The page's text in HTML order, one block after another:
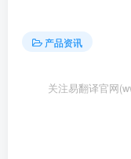
产品资讯
关注易翻译官网